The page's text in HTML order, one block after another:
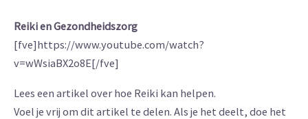
Reiki en Gezondheidszorg
[fve]https://www.youtube.com/watch?
v=wWsiaBX2o8E[/fve]
Lees een artikel over hoe Reiki kan helpen.
Voel je vrij om dit artikel te delen. Als je het deelt, doe het